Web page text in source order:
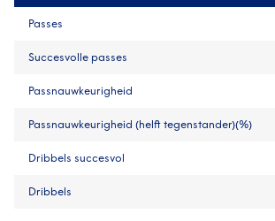
Passes
Succesvolle passes
Passnauwkeurigheid
Passnauwkeurigheid (helft tegenstander)(%)
Dribbels succesvol
Dribbels